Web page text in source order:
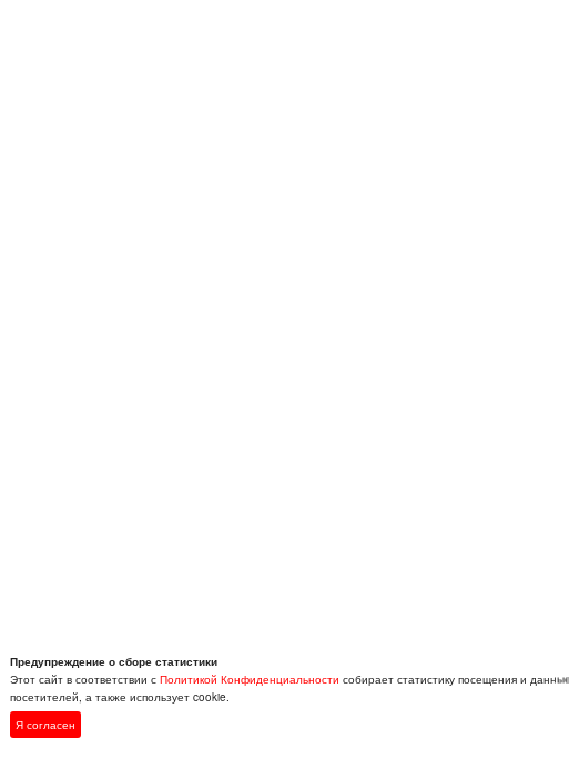
Предупреждение о сборе статистики
Этот сайт в соответствии с Политикой Конфиденциальности собирает статистику посещения и
посетителей, а также использует cookie.
Я согласен